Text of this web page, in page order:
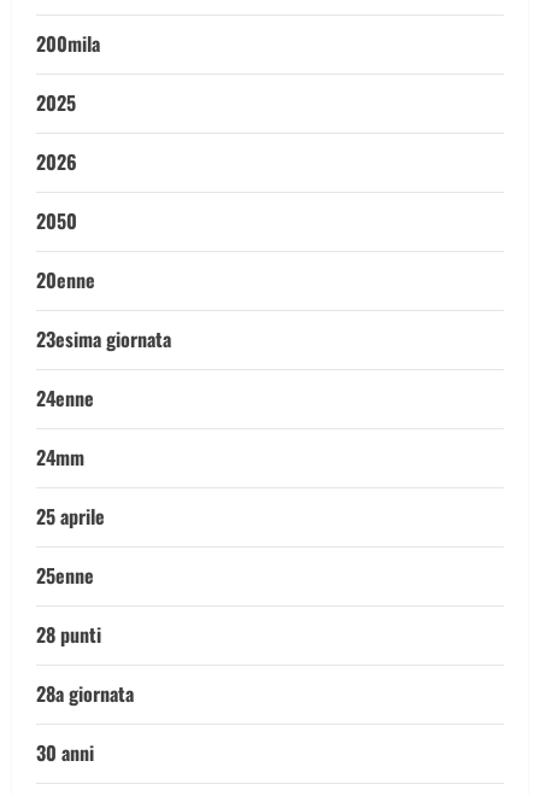
200mila
2025
2026
2050
20enne
23esima giornata
24enne
24mm
25 aprile
25enne
28 punti
28a giornata
30 anni